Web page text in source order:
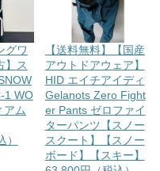
グワ
】ス
1 WO
アム
【送料無料】【国産
アウトドアウェア】
HID エイチアイディ
Gelanots Zero Fight
er Pants ゼロファイ
ターパンツ【スノー
スクート】【スノー
ボード】【スキー】